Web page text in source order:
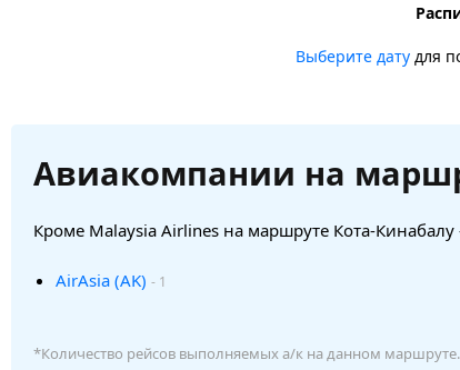
Выберите датудля
Авиакомпании на
Кроме Malaysia Airlines на маршруте Кота-
AirAsia (AK) - 1
*Количество рейсов выполняемых а/к на данном маршруте.